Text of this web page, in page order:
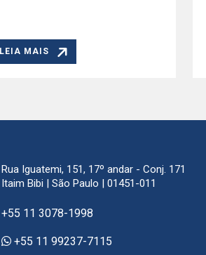
LEIA MAIS
Rua Iguatemi, 151, 17º andar - Conj. 171
Itaim Bibi | São Paulo | 01451-011
+55 11 3078-1998
+55 11 99237-7115